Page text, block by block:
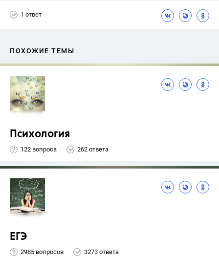
1 ответ
ПОХОЖИЕ ТЕМЫ
Психология
122 вопроса 262 ответа
ЕГЭ
2985 вопросов 3273 ответа